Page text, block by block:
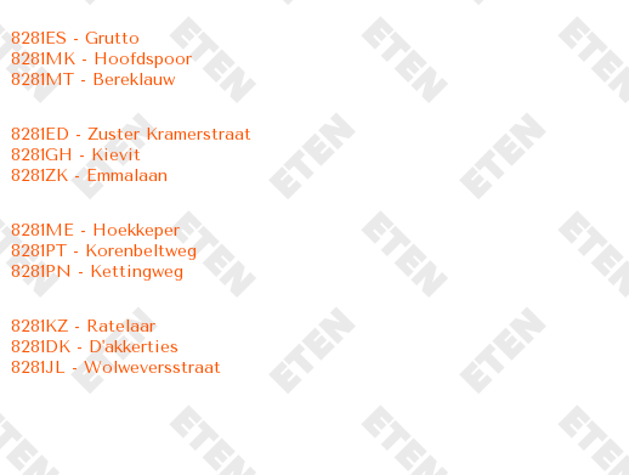
8281ES - Grutto
8281MK - Hoofdspoor
8281MT - Bereklauw
8281ED - Zuster Kramerstraat
8281GH - Kievit
8281ZK - Emmalaan
8281ME - Hoekkeper
8281PT - Korenbeltweg
8281PN - Kettingweg
8281KZ - Ratelaar
8281DK - D'akkerties
8281JL - Wolweversstraat